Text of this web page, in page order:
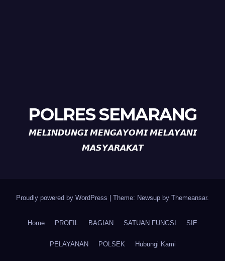
POLRES SEMARANG
𝙈𝙀𝙇𝙄𝙉𝘿𝙐𝙉𝙂𝙄 𝙈𝙀𝙉𝙂𝘼𝙔𝙊𝙈𝙄 𝙈𝙀𝙇𝘼𝙔𝘼𝙉𝙄
𝙈𝘼𝙎𝙔𝘼𝙍𝘼𝙆𝘼𝙏
Proudly powered by WordPress Theme: Newsup by Themeansar.
Home PROFIL BAGIAN SATUAN FUNGSI SIE
PELAYANAN POLSEK Hubungi Kami